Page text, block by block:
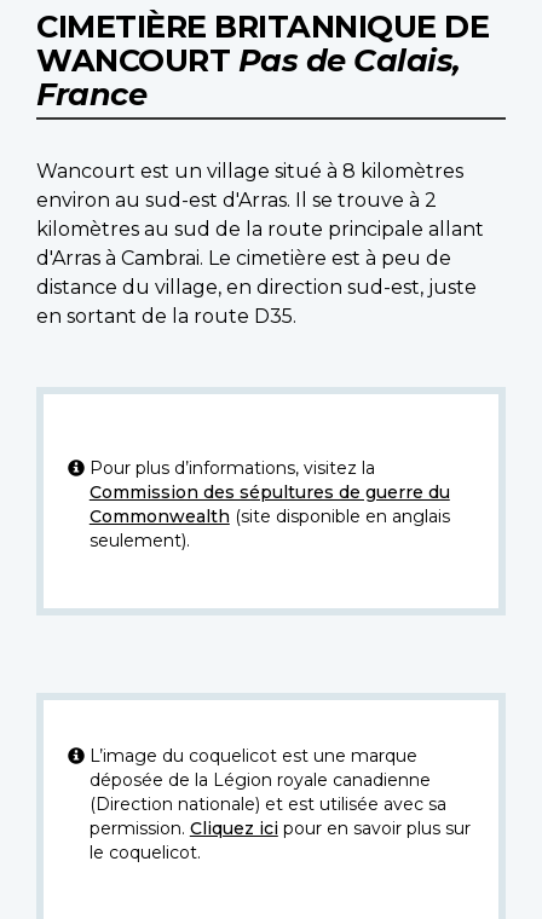
CIMETIÈRE BRITANNIQUE DE
WANCOURT Pas de Calais,
France
Wancourt est un village situé à 8 kilomètres
environ au sud-est d'Arras. Il se trouve à 2
kilomètres au sud de la route principale allant
d'Arras à Cambrai. Le cimetière est à peu de
distance du village, en direction sud-est, juste
en sortant de la route D35.
Pour plus d’informations, visitez la
Commission des sépultures de guerre du
Commonwealth (site disponible en anglais
seulement).
L’image du coquelicot est une marque
déposée de la Légion royale canadienne
(Direction nationale) et est utilisée avec sa
permission. Cliquez icipour en savoir plus sur
le coquelicot.